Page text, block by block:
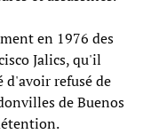
en 1976 des
Jalics, qu'il
d'avoir refusé de
de Buenos